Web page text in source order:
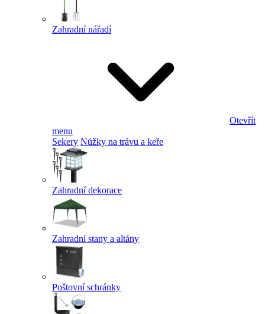
Zahradní nářadí
Otevřít
menu
Sekery Nůžky na trávu a keře
Zahradní dekorace
Zahradní stany a altány
Poštovní schránky